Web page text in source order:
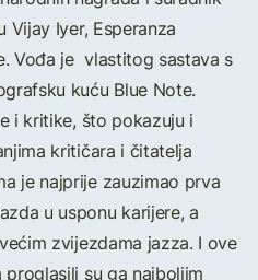
Vijay Iyer, Esperanza
Vođa je vlastitog sastava s
kuću Blue Note.
i kritike, što pokazuju i
kritičara i čitatelja
je najprije zauzimao prva
u usponu karijere, a
zvijezdama jazza. I ove
su ga najboljim